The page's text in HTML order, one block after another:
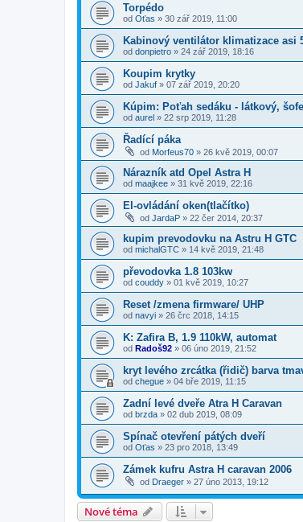
Torpédo
od Oťas » 30 zář 2019, 11:00
Kabinový ventilátor klimatizace asi
od donpietro » 24 zář 2019, 18:16
Koupim krytky
od Jakuf » 07 zář 2019, 20:20
Kúpim: Poťah sedáku - látkový,
od aurel » 22 srp 2019, 11:28
Řadící páka
od Morfeus70 » 26 kvě 2019, 00:07
Nárazník atd Opel Astra H
od maajkee » 31 kvě 2019, 22:16
El-ovládání oken(tlačítko)
od JardaP » 22 čer 2014, 20:37
kupim prevodovku na Astru H GTC
od michalGTC » 14 kvě 2019, 21:48
převodovka 1.8 103kw
od couddy » 01 kvě 2019, 10:27
Reset /zmena firmware/ UHP
od navyi » 26 črc 2018, 14:15
K: Zafira B, 1.9 110kW, automat
od Radoš92 » 06 úno 2019, 21:52
kryt levého zrcátka (řidič) barva
od chegue » 04 bře 2019, 11:15
Zadní levé dveře Atra H Caravan
od brzda » 02 dub 2019, 08:09
Spínač otevření pátých dveří
od Oťas » 23 pro 2018, 13:49
Zámek kufru Astra H caravan 2006
od Draeger » 27 úno 2013, 19:12
Nové téma